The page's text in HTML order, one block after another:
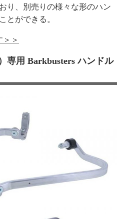
り、別売りの様々な形のハン
とができる。
＞
専用 Barkbusters ハンドル